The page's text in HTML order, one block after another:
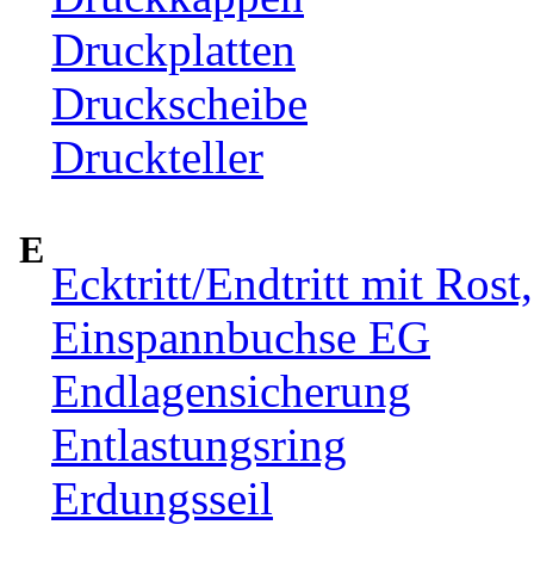
Druckplatten
Druckscheibe
Druckteller
E
Ecktritt/Endtritt mit
Einspannbuchse EG
Endlagensicherung
Entlastungsring
Erdungsseil